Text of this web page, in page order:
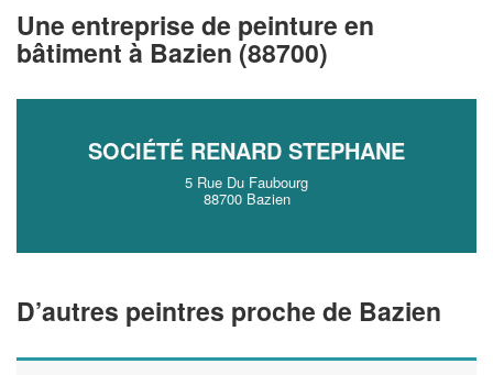
Une entreprise de peinture en
bâtiment à Bazien (88700)
SOCIÉTÉ RENARD STEPHANE
5 Rue Du Faubourg
88700 Bazien
D’autres peintres proche de Bazien
Augmentez votre
vosmargestout en gagnant
nouveaux clients